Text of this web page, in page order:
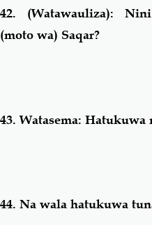
42. (Watawauliza):
(moto wa) Saqar?
43.Watasema:
44. Na wala hatukuwa